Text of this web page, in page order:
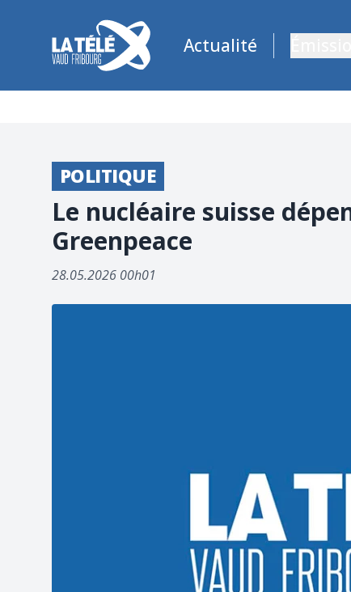
La Télé - Télévision régionale Vaud et Fribourg
Actualité
POLITIQUE
Le nucléaire suisse
Greenpeace
28.05.2026 00h01